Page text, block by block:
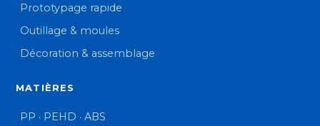
Prototypage rapide
Outillage & moules
Décoration & assemblage
MATIÈRES
PP · PEHD · ABS